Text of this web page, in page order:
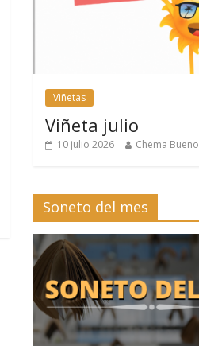
Viñetas
Viñeta julio
10 julio 2026 Chema Bueno
Soneto del mes